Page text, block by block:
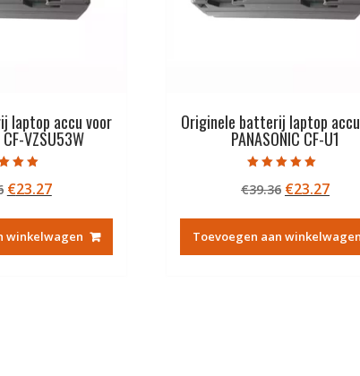
laptop accu voor
CF-VZSU53W
uit 5
Oorspronkelijke
was:
€39.36.
€23.27Huidige
€23.27.
winkelwagen
Originele batterij laptop
PANASONIC CF-U1
5.00
uit 5
€39.36
was:
€39.36.
€23.27
Toevoegen aan winkelwagen